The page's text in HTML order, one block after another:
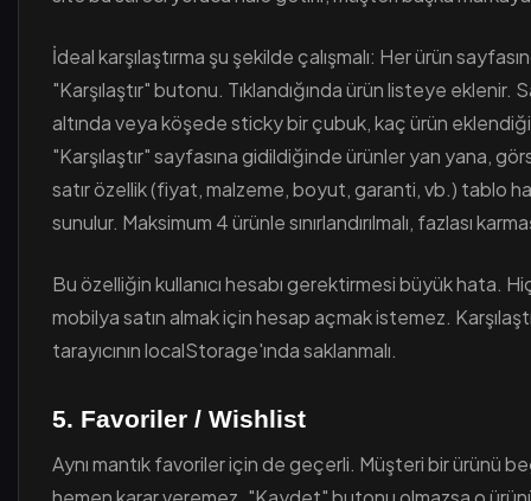
İdeal karşılaştırma şu şekilde çalışmalı: Her ürün
"Karşılaştır" butonu. Tıklandığında ürün listeye eklenir.
altında veya köşede sticky bir çubuk, kaç ürün
"Karşılaştır" sayfasına gidildiğinde ürünler yan yana,
satır özellik (fiyat, malzeme, boyut, garanti, vb.) tablo
sunulur. Maksimum 4 ürünle sınırlandırılmalı, fazlası
Bu özelliğin kullanıcı hesabı gerektirmesi büyük hata.
mobilya satın almak için hesap açmak istemez.
tarayıcının localStorage'ında saklanmalı.
5. Favoriler / Wishlist
Aynı mantık favoriler için de geçerli. Müşteri bir ürünü